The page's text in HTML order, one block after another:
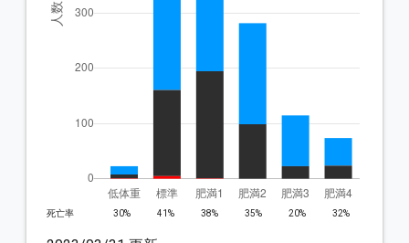
死亡率 30% 41% 38% 35% 20% 32%